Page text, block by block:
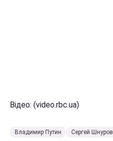
Відео: (video.rbc.ua)
Владимир Путин Сергей Шнуров